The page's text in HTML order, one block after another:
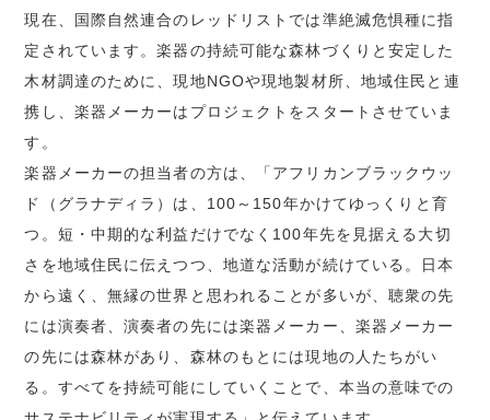
現在、国際自然連合のレッドリストでは準絶滅危惧種に指
定されています。楽器の持続可能な森林づくりと安定した
木材調達のために、現地NGOや現地製材所、地域住民と連
携し、楽器メーカーはプロジェクトをスタートさせていま
す。
楽器メーカーの担当者の方は、「アフリカンブラックウッ
ド（グラナディラ）は、100～150年かけてゆっくりと育
つ。短・中期的な利益だけでなく100年先を見据える大切
さを地域住民に伝えつつ、地道な活動が続けている。日本
から遠く、無縁の世界と思われることが多いが、聴衆の先
には演奏者、演奏者の先には楽器メーカー、楽器メーカー
の先には森林があり、森林のもとには現地の人たちがい
る。すべてを持続可能にしていくことで、本当の意味での